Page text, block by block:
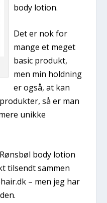
body lotion.
Det er nok for
mange et meget
basic produkt,
men min holdning
er også, at kan
så er man
unikke
body lotion
tilsendt sammen
– men jeg har